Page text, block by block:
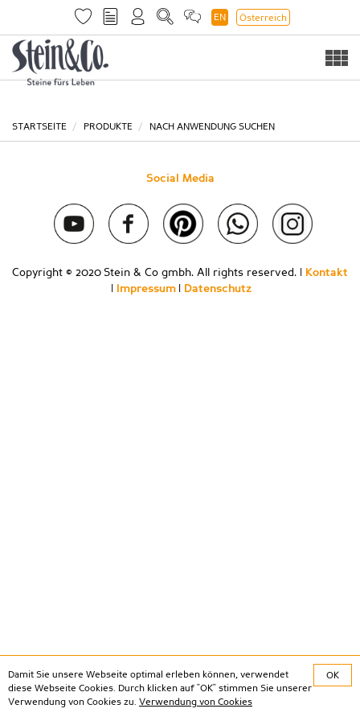
EN Österreich
STARTSEITE PRODUKTE NACH ANWENDUNG SUCHEN
Social Media
Copyright © 2020 Stein & Co gmbh. All rights reserved. |
Kontakt
Impressum Datenschutz
Damit Sie unsere Webseite optimal erleben können, verwendet
diese Webseite Cookies. Durch klicken auf "OK" stimmen Sie unserer
Verwendung von Cookies zu. Verwendung von Cookies
OK